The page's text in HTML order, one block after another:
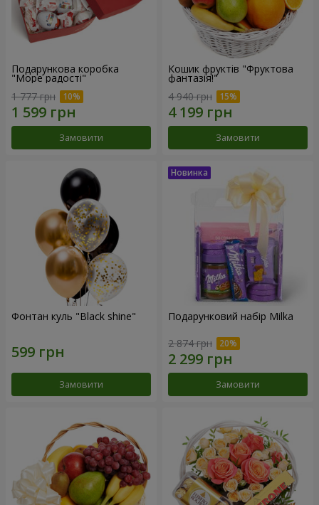
Подарункова коробка
"Море радості"
1 777 грн
Замовити
Кошик фруктів "Фруктова
фантазія!"
4 940 грн
Замовити
Фонтан куль "Black shine"
Замовити
Подарунковий набір Milka
2 874 грн
Замовити